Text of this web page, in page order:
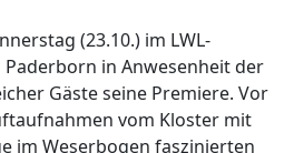
(23.10.) im LWL-
in Anwesenheit der
Gäste seine Premiere. Vor
vom Kloster mit
im Weserbogen faszinierten